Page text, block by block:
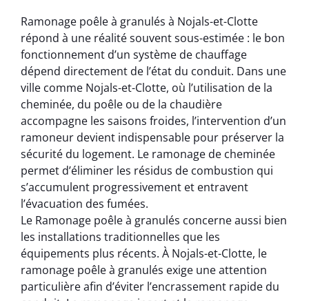
Ramonage poêle à granulés à Nojals-et-Clotte
répond à une réalité souvent sous-estimée : le bon
fonctionnement d’un système de chauffage
dépend directement de l’état du conduit. Dans une
ville comme Nojals-et-Clotte, où l’utilisation de la
cheminée, du poêle ou de la chaudière
accompagne les saisons froides, l’intervention d’un
ramoneur devient indispensable pour préserver la
sécurité du logement. Le ramonage de cheminée
permet d’éliminer les résidus de combustion qui
s’accumulent progressivement et entravent
l’évacuation des fumées.
Le Ramonage poêle à granulés concerne aussi bien
les installations traditionnelles que les
équipements plus récents. À Nojals-et-Clotte, le
ramonage poêle à granulés exige une attention
particulière afin d’éviter l’encrassement rapide du